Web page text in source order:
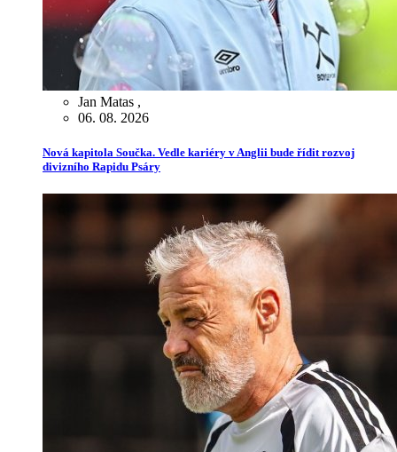
Jan Matas ,
06. 08. 2026
Nová kapitola Součka. Vedle kariéry v Anglii bude řídit rozvoj
divizního Rapidu Psáry